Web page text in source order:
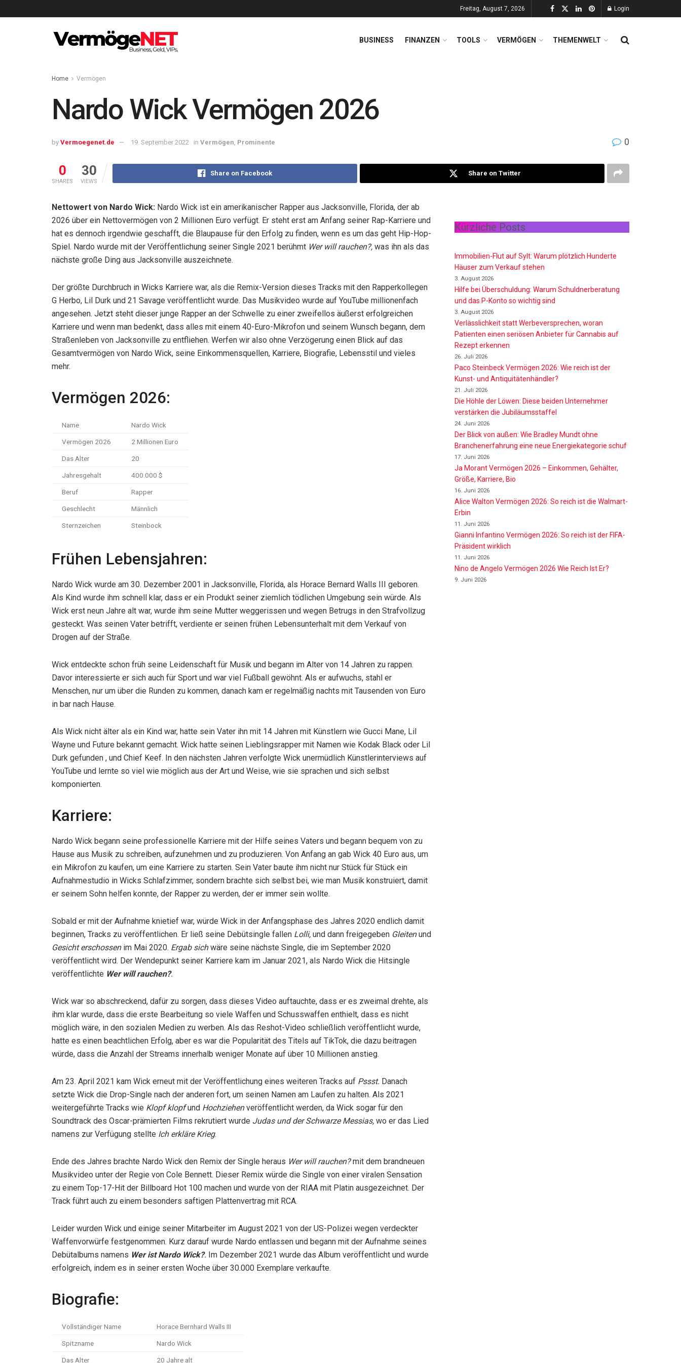
Freitag, August 7, 2026 Login
BUSINESS FINANZEN TOOLS VERMÖGEN THEMENWELT
Home Vermögen
Nardo Wick Vermögen 2026
by Vermoegenet.de 19. September 2022 in Vermögen, Prominente 0
0
SHARES
30
VIEWS
Share on Facebook Share on Twitter
Nettowert von Nardo Wick: Nardo Wick ist ein amerikanischer Rapper aus Jacksonville, Florida, der ab
2026 über ein Nettovermögen von 2 Millionen Euro verfügt. Er steht erst am Anfang seiner Rap-Karriere und
hat es dennoch irgendwie geschafft, die Blaupause für den Erfolg zu finden, wenn es um das geht Hip-Hop-
Spiel. Nardo wurde mit der Veröffentlichung seiner Single 2021 berühmt Wer will rauchen?, was ihn als das
nächste große Ding aus Jacksonville auszeichnete.
Der größte Durchbruch in Wicks Karriere war, als die Remix-Version dieses Tracks mit den Rapperkollegen
G Herbo, Lil Durk und 21 Savage veröffentlicht wurde. Das Musikvideo wurde auf YouTube millionenfach
angesehen. Jetzt steht dieser junge Rapper an der Schwelle zu einer zweifellos äußerst erfolgreichen
Karriere und wenn man bedenkt, dass alles mit einem 40-Euro-Mikrofon und seinem Wunsch begann, dem
Straßenleben von Jacksonville zu entfliehen. Werfen wir also ohne Verzögerung einen Blick auf das
Gesamtvermögen von Nardo Wick, seine Einkommensquellen, Karriere, Biografie, Lebensstil und vieles
mehr.
Vermögen 2026:
Name Nardo Wick
Vermögen 2026 2 Millionen Euro
Das Alter 20
Jahresgehalt 400.000 $
Beruf Rapper
Geschlecht Männlich
Sternzeichen Steinbock
Frühen Lebensjahren:
Nardo Wick wurde am 30. Dezember 2001 in Jacksonville, Florida, als Horace Bernard Walls III geboren.
Als Kind wurde ihm schnell klar, dass er ein Produkt seiner ziemlich tödlichen Umgebung sein würde. Als
Wick erst neun Jahre alt war, wurde ihm seine Mutter weggerissen und wegen Betrugs in den Strafvollzug
gesteckt. Was seinen Vater betrifft, verdiente er seinen frühen Lebensunterhalt mit dem Verkauf von
Drogen auf der Straße.
Wick entdeckte schon früh seine Leidenschaft für Musik und begann im Alter von 14 Jahren zu rappen.
Davor interessierte er sich auch für Sport und war viel Fußball gewöhnt. Als er aufwuchs, stahl er
Menschen, nur um über die Runden zu kommen, danach kam er regelmäßig nachts mit Tausenden von Euro
in bar nach Hause.
Als Wick nicht älter als ein Kind war, hatte sein Vater ihn mit 14 Jahren mit Künstlern wie Gucci Mane, Lil
Wayne und Future bekannt gemacht. Wick hatte seinen Lieblingsrapper mit Namen wie Kodak Black oder Lil
Durk gefunden , und Chief Keef. In den nächsten Jahren verfolgte Wick unermüdlich Künstlerinterviews auf
YouTube und lernte so viel wie möglich aus der Art und Weise, wie sie sprachen und sich selbst
komponierten.
Karriere:
Nardo Wick begann seine professionelle Karriere mit der Hilfe seines Vaters und begann bequem von zu
Hause aus Musik zu schreiben, aufzunehmen und zu produzieren. Von Anfang an gab Wick 40 Euro aus, um
ein Mikrofon zu kaufen, um eine Karriere zu starten. Sein Vater baute ihm nicht nur Stück für Stück ein
Aufnahmestudio in Wicks Schlafzimmer, sondern brachte sich selbst bei, wie man Musik konstruiert, damit
er seinem Sohn helfen konnte, der Rapper zu werden, der er immer sein wollte.
Sobald er mit der Aufnahme knietief war, würde Wick in der Anfangsphase des Jahres 2020 endlich damit
beginnen, Tracks zu veröffentlichen. Er ließ seine Debütsingle fallen Lolli, und dann freigegeben Gleitenund
Gesicht erschossenim Mai 2020. Ergab sichwäre seine nächste Single, die im September 2020
veröffentlicht wird. Der Wendepunkt seiner Karriere kam im Januar 2021, als Nardo Wick die Hitsingle
veröffentlichte Wer will rauchen?.
Wick war so abschreckend, dafür zu sorgen, dass dieses Video auftauchte, dass er es zweimal drehte, als
ihm klar wurde, dass die erste Bearbeitung so viele Waffen und Schusswaffen enthielt, dass es nicht
möglich wäre, in den sozialen Medien zu werben. Als das Reshot-Video schließlich veröffentlicht wurde,
hatte es einen beachtlichen Erfolg, aber es war die Popularität des Titels auf TikTok, die dazu beitragen
würde, dass die Anzahl der Streams innerhalb weniger Monate auf über 10 Millionen anstieg.
Am 23. April 2021 kam Wick erneut mit der Veröffentlichung eines weiteren Tracks auf Pssst. Danach
setzte Wick die Drop-Single nach der anderen fort, um seinen Namen am Laufen zu halten. Als 2021
weitergeführte Tracks wie Klopf klopfund Hochziehenveröffentlicht werden, da Wick sogar für den
Soundtrack des Oscar-prämierten Films rekrutiert wurde Judas und der Schwarze Messias, wo er das Lied
namens zur Verfügung stellte Ich erkläre Krieg.
Ende des Jahres brachte Nardo Wick den Remix der Single heraus Wer will rauchen?mit dem brandneuen
Musikvideo unter der Regie von Cole Bennett. Dieser Remix würde die Single von einer viralen Sensation
zu einem Top-17-Hit der Billboard Hot 100 machen und wurde von der RIAA mit Platin ausgezeichnet. Der
Track führt auch zu einem besonders saftigen Plattenvertrag mit RCA.
Leider wurden Wick und einige seiner Mitarbeiter im August 2021 von der US-Polizei wegen verdeckter
Waffenvorwürfe festgenommen. Kurz darauf wurde Nardo entlassen und begann mit der Aufnahme seines
Debütalbums namens Wer ist Nardo Wick?. Im Dezember 2021 wurde das Album veröffentlicht und wurde
erfolgreich, indem es in seiner ersten Woche über 30.000 Exemplare verkaufte.
Biografie:
Vollständiger Name Horace Bernhard Walls III
Spitzname Nardo Wick
Das Alter 20 Jahre alt
Kürzliche Posts
Immobilien-Flut auf Sylt: Warum plötzlich Hunderte
Häuser zum Verkauf stehen
3. August 2026
Hilfe bei Überschuldung: Warum Schuldnerberatung
und das P-Konto so wichtig sind
3. August 2026
Verlässlichkeit statt Werbeversprechen, woran
Patienten einen seriösen Anbieter für Cannabis auf
Rezept erkennen
26. Juli 2026
Paco Steinbeck Vermögen 2026: Wie reich ist der
Kunst- und Antiquitätenhändler?
21. Juli 2026
Die Höhle der Löwen: Diese beiden Unternehmer
verstärken die Jubiläumsstaffel
24. Juni 2026
Der Blick von außen: Wie Bradley Mundt ohne
Branchenerfahrung eine neue Energiekategorie schuf
17. Juni 2026
Ja Morant Vermögen 2026 – Einkommen, Gehälter,
Größe, Karriere, Bio
16. Juni 2026
Alice Walton Vermögen 2026: So reich ist die Walmart-
Erbin
11. Juni 2026
Gianni Infantino Vermögen 2026: So reich ist der FIFA-
Präsident wirklich
11. Juni 2026
Nino de Angelo Vermögen 2026 Wie Reich Ist Er?
9. Juni 2026